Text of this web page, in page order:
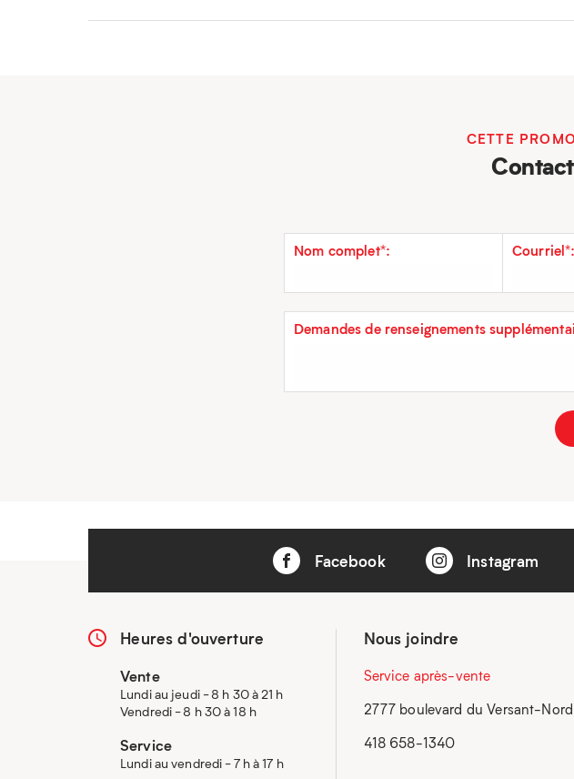
CETTE
Nom complet*: Courriel*:
Demandes de renseignements
Facebook Instagram
Heures d'ouverture
Vente
Lundi au jeudi - 8 h 30 à 21 h
Vendredi - 8 h 30 à 18 h
Service
Lundi au vendredi - 7 h à 17 h
Nous joindre
Service après-vente
2777 boulevard du Versant-Nord
418 658-1340